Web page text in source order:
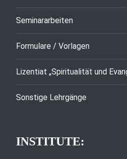
Seminararbeiten
Formulare / Vorlagen
Lizentiat „Spiritualität und
Sonstige Lehrgänge
INSTITUTE: